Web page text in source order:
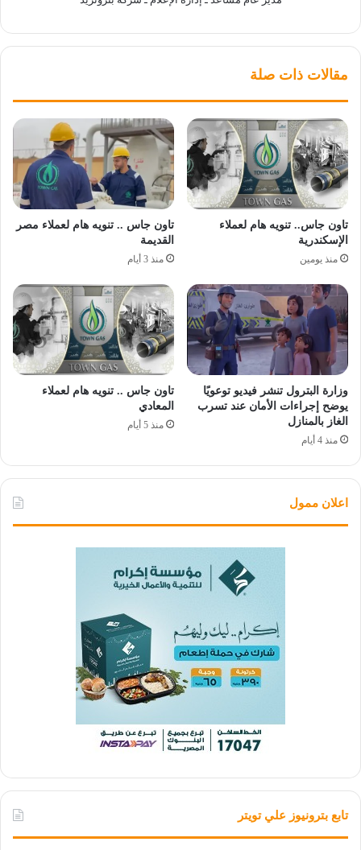
مقالات ذات صلة
تاون جاس.. تنويه هام لعملاء
الإسكندرية
منذ يومين
تاون جاس .. تنويه هام لعملاء مصر
القديمة
منذ 3 أيام
وزارة البترول تنشر فيديو توعويًا
يوضح إجراءات الأمان عند تسرب
الغاز بالمنازل
منذ 4 أيام
تاون جاس .. تنويه هام لعملاء
المعادي
منذ 5 أيام
اعلان ممول
تابع بترونيوز علي تويتر